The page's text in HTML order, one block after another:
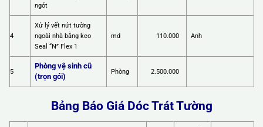
ngót
4
Xử lý vết nứt tường
ngoài nhà bằng keo
Seal “N” Flex 1
md 110.000 Anh
5
Phòng vệ sinh cũ
(trọn gói)
Phòng 2.500.000
Bảng Báo Giá Dóc Trát Tường